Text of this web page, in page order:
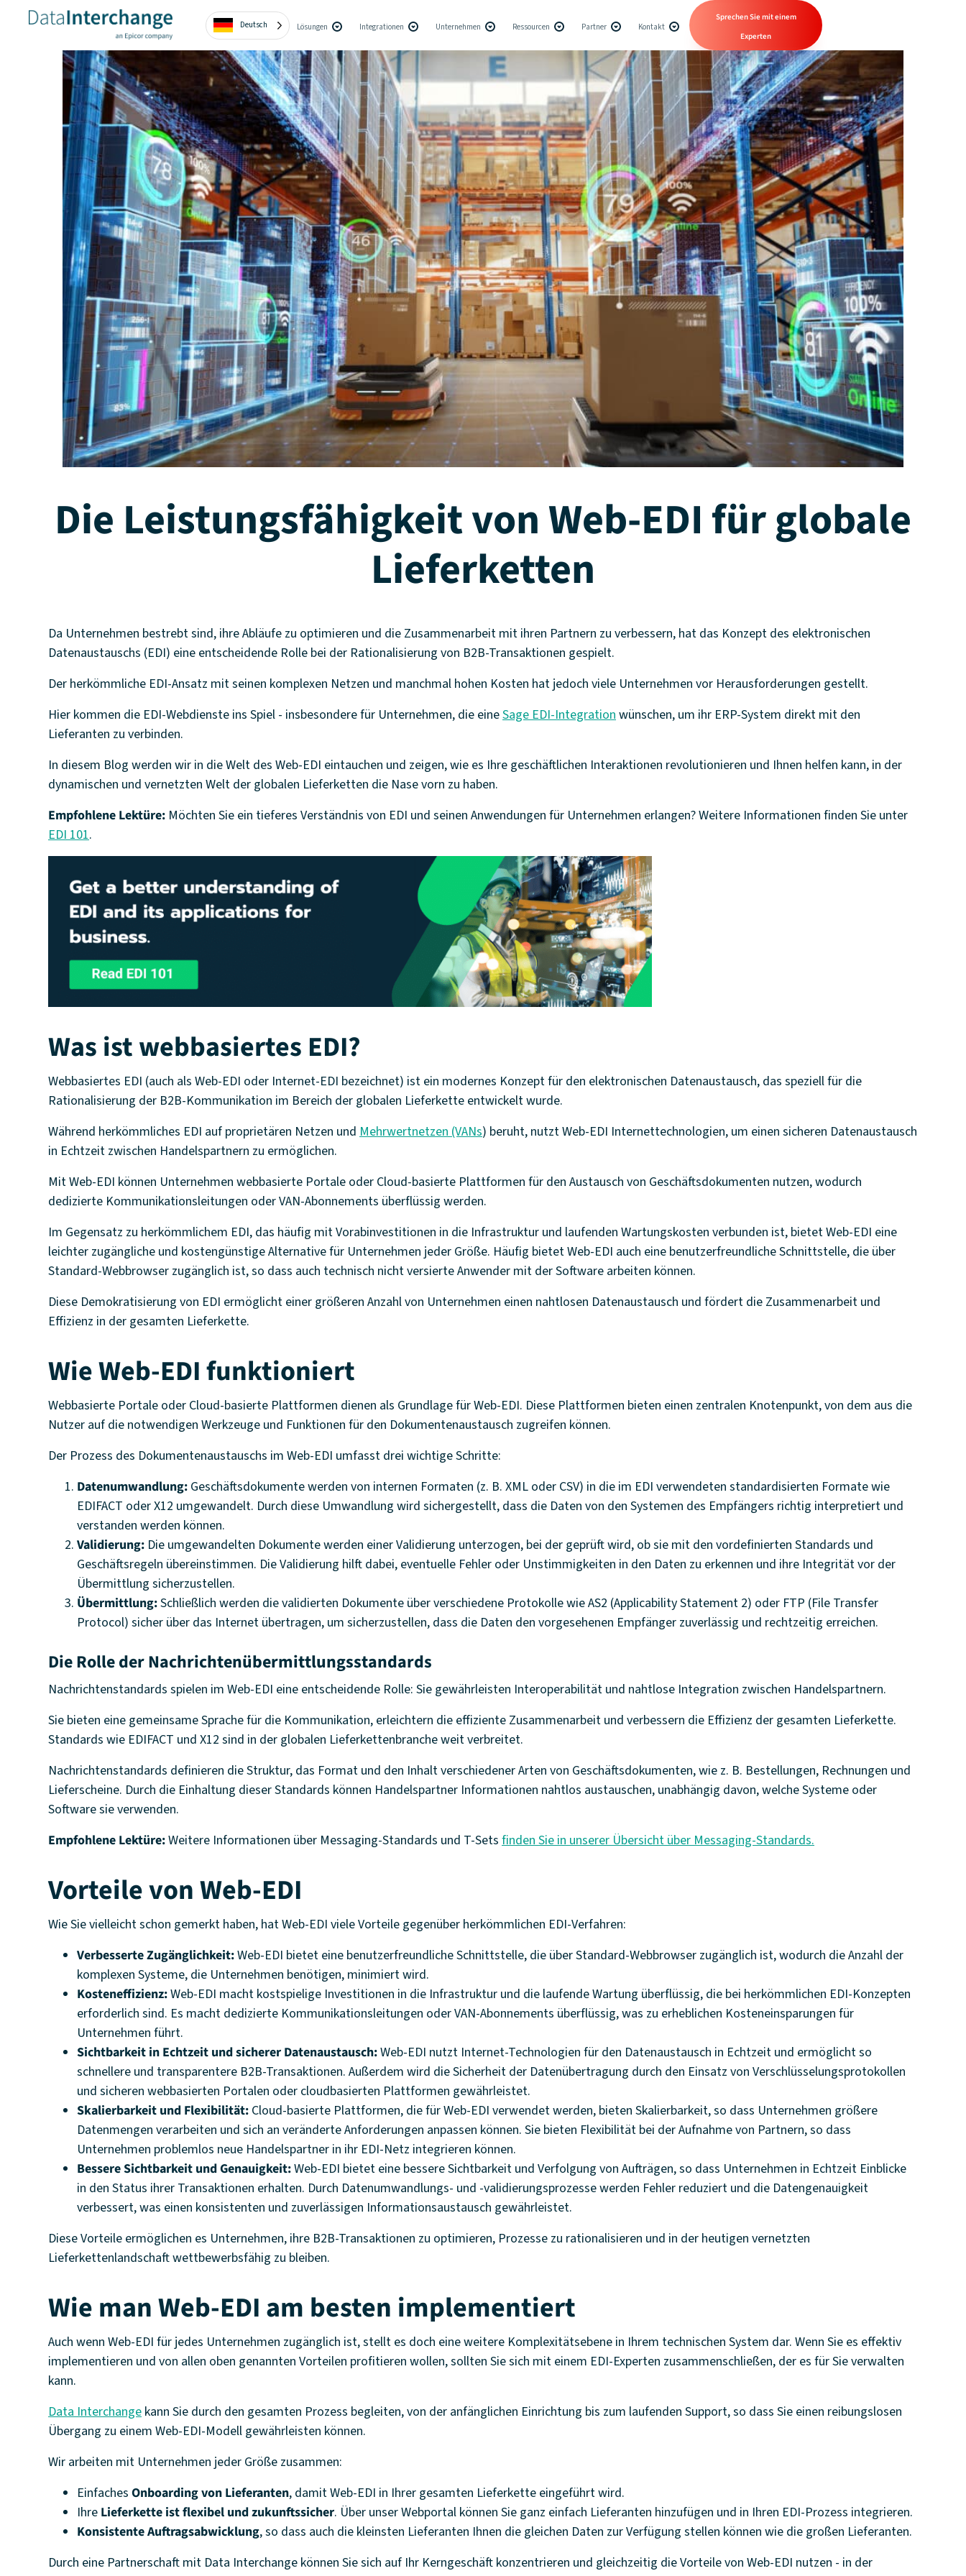
Deutsch Lösungen Integrationen Unternehmen Ressourcen Partner Kontakt
Sprechen Sie mit einem
Experten
Die Leistungsfähigkeit von Web-EDI für globale
Lieferketten
Da Unternehmen bestrebt sind, ihre Abläufe zu optimieren und die Zusammenarbeit mit ihren Partnern zu verbessern, hat das Konzept des elektronischen
Datenaustauschs (EDI) eine entscheidende Rolle bei der Rationalisierung von B2B-Transaktionen gespielt.
Der herkömmliche EDI-Ansatz mit seinen komplexen Netzen und manchmal hohen Kosten hat jedoch viele Unternehmen vor Herausforderungen gestellt.
Hier kommen die EDI-Webdienste ins Spiel - insbesondere für Unternehmen, die eineSage EDI-Integrationwünschen, um ihr ERP-System direkt mit den
Lieferanten zu verbinden.
In diesem Blog werden wir in die Welt des Web-EDI eintauchen und zeigen, wie es Ihre geschäftlichen Interaktionen revolutionieren und Ihnen helfen kann, in der
dynamischen und vernetzten Welt der globalen Lieferketten die Nase vorn zu haben.
Empfohlene Lektüre: Möchten Sie ein tieferes Verständnis von EDI und seinen Anwendungen für Unternehmen erlangen? Weitere Informationen finden Sie unter
EDI 101.
Was ist webbasiertes EDI?
Webbasiertes EDI (auch als Web-EDI oder Internet-EDI bezeichnet) ist ein modernes Konzept für den elektronischen Datenaustausch, das speziell für die
Rationalisierung der B2B-Kommunikation im Bereich der globalen Lieferkette entwickelt wurde.
Während herkömmliches EDI auf proprietären Netzen und Mehrwertnetzen (VANs) beruht, nutzt Web-EDI Internettechnologien, um einen sicheren Datenaustausch
in Echtzeit zwischen Handelspartnern zu ermöglichen.
Mit Web-EDI können Unternehmen webbasierte Portale oder Cloud-basierte Plattformen für den Austausch von Geschäftsdokumenten nutzen, wodurch
dedizierte Kommunikationsleitungen oder VAN-Abonnements überflüssig werden.
Im Gegensatz zu herkömmlichem EDI, das häufig mit Vorabinvestitionen in die Infrastruktur und laufenden Wartungskosten verbunden ist, bietet Web-EDI eine
leichter zugängliche und kostengünstige Alternative für Unternehmen jeder Größe. Häufig bietet Web-EDI auch eine benutzerfreundliche Schnittstelle, die über
Standard-Webbrowser zugänglich ist, so dass auch technisch nicht versierte Anwender mit der Software arbeiten können.
Diese Demokratisierung von EDI ermöglicht einer größeren Anzahl von Unternehmen einen nahtlosen Datenaustausch und fördert die Zusammenarbeit und
Effizienz in der gesamten Lieferkette.
Wie Web-EDI funktioniert
Webbasierte Portale oder Cloud-basierte Plattformen dienen als Grundlage für Web-EDI. Diese Plattformen bieten einen zentralen Knotenpunkt, von dem aus die
Nutzer auf die notwendigen Werkzeuge und Funktionen für den Dokumentenaustausch zugreifen können.
Der Prozess des Dokumentenaustauschs im Web-EDI umfasst drei wichtige Schritte:
Datenumwandlung: Geschäftsdokumente werden von internen Formaten (z. B. XML oder CSV) in die im EDI verwendeten standardisierten Formate wie
EDIFACT oder X12 umgewandelt. Durch diese Umwandlung wird sichergestellt, dass die Daten von den Systemen des Empfängers richtig interpretiert und
verstanden werden können.
Validierung: Die umgewandelten Dokumente werden einer Validierung unterzogen, bei der geprüft wird, ob sie mit den vordefinierten Standards und
Geschäftsregeln übereinstimmen. Die Validierung hilft dabei, eventuelle Fehler oder Unstimmigkeiten in den Daten zu erkennen und ihre Integrität vor der
Übermittlung sicherzustellen.
Übermittlung:Schließlich werden die validierten Dokumente über verschiedene Protokolle wie AS2 (Applicability Statement 2) oder FTP (File Transfer
Protocol) sicher über das Internet übertragen, um sicherzustellen, dass die Daten den vorgesehenen Empfänger zuverlässig und rechtzeitig erreichen.
Die Rolle der Nachrichtenübermittlungsstandards
Nachrichtenstandards spielen im Web-EDI eine entscheidende Rolle: Sie gewährleisten Interoperabilität und nahtlose Integration zwischen Handelspartnern.
Sie bieten eine gemeinsame Sprache für die Kommunikation, erleichtern die effiziente Zusammenarbeit und verbessern die Effizienz der gesamten Lieferkette.
Standards wie EDIFACT und X12 sind in der globalen Lieferkettenbranche weit verbreitet.
Nachrichtenstandards definieren die Struktur, das Format und den Inhalt verschiedener Arten von Geschäftsdokumenten, wie z. B. Bestellungen, Rechnungen und
Lieferscheine. Durch die Einhaltung dieser Standards können Handelspartner Informationen nahtlos austauschen, unabhängig davon, welche Systeme oder
Software sie verwenden.
Empfohlene Lektüre:Weitere Informationen über Messaging-Standards und T-Sets finden Sie in unserer Übersicht über Messaging-Standards.
Vorteile von Web-EDI
Wie Sie vielleicht schon gemerkt haben, hat Web-EDI viele Vorteile gegenüber herkömmlichen EDI-Verfahren:
Verbesserte Zugänglichkeit:Web-EDI bietet eine benutzerfreundliche Schnittstelle, die über Standard-Webbrowser zugänglich ist, wodurch die Anzahl der
komplexen Systeme, die Unternehmen benötigen, minimiert wird.
Kosteneffizienz:Web-EDI macht kostspielige Investitionen in die Infrastruktur und die laufende Wartung überflüssig, die bei herkömmlichen EDI-Konzepten
erforderlich sind. Es macht dedizierte Kommunikationsleitungen oder VAN-Abonnements überflüssig, was zu erheblichen Kosteneinsparungen für
Unternehmen führt.
Sichtbarkeit in Echtzeit und sicherer Datenaustausch:Web-EDI nutzt Internet-Technologien für den Datenaustausch in Echtzeit und ermöglicht so
schnellere und transparentere B2B-Transaktionen. Außerdem wird die Sicherheit der Datenübertragung durch den Einsatz von Verschlüsselungsprotokollen
und sicheren webbasierten Portalen oder cloudbasierten Plattformen gewährleistet.
Skalierbarkeit und Flexibilität: Cloud-basierte Plattformen, die für Web-EDI verwendet werden, bieten Skalierbarkeit, so dass Unternehmen größere
Datenmengen verarbeiten und sich an veränderte Anforderungen anpassen können. Sie bieten Flexibilität bei der Aufnahme von Partnern, so dass
Unternehmen problemlos neue Handelspartner in ihr EDI-Netz integrieren können.
Bessere Sichtbarkeit und Genauigkeit:Web-EDI bietet eine bessere Sichtbarkeit und Verfolgung von Aufträgen, so dass Unternehmen in Echtzeit Einblicke
in den Status ihrer Transaktionen erhalten. Durch Datenumwandlungs- und -validierungsprozesse werden Fehler reduziert und die Datengenauigkeit
verbessert, was einen konsistenten und zuverlässigen Informationsaustausch gewährleistet.
Diese Vorteile ermöglichen es Unternehmen, ihre B2B-Transaktionen zu optimieren, Prozesse zu rationalisieren und in der heutigen vernetzten
Lieferkettenlandschaft wettbewerbsfähig zu bleiben.
Wie man Web-EDI am besten implementiert
Auch wenn Web-EDI für jedes Unternehmen zugänglich ist, stellt es doch eine weitere Komplexitätsebene in Ihrem technischen System dar. Wenn Sie es effektiv
implementieren und von allen oben genannten Vorteilen profitieren wollen, sollten Sie sich mit einem EDI-Experten zusammenschließen, der es für Sie verwalten
kann.
Data Interchange kann Sie durch den gesamten Prozess begleiten, von der anfänglichen Einrichtung bis zum laufenden Support, so dass Sie einen reibungslosen
Übergang zu einem Web-EDI-Modell gewährleisten können.
Wir arbeiten mit Unternehmen jeder Größe zusammen:
Einfaches Onboarding von Lieferanten, damit Web-EDI in Ihrer gesamten Lieferkette eingeführt wird.
Ihre Lieferkette ist flexibel und zukunftssicher. Über unser Webportal können Sie ganz einfach Lieferanten hinzufügen und in Ihren EDI-Prozess integrieren.
Konsistente Auftragsabwicklung, so dass auch die kleinsten Lieferanten Ihnen die gleichen Daten zur Verfügung stellen können wie die großen Lieferanten.
Durch eine Partnerschaft mit Data Interchange können Sie sich auf Ihr Kerngeschäft konzentrieren und gleichzeitig die Vorteile von Web-EDI nutzen - in der